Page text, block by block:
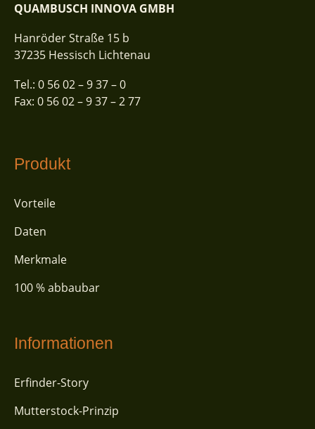
QUAMBUSCH INNOVA GMBH
Hanröder Straße 15 b
37235 Hessisch Lichtenau
Tel.: 0 56 02 – 9 37 – 0
Fax: 0 56 02 – 9 37 – 2 77
Produkt
Vorteile
Daten
Merkmale
100 % abbaubar
Informationen
Erfinder-Story
Mutterstock-Prinzip